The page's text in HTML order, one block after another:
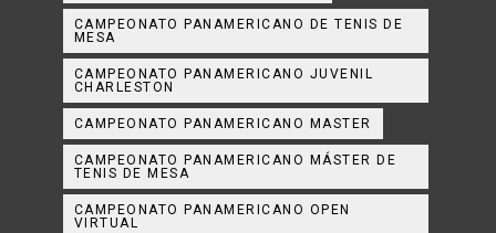
CAMPEONATO PANAMERICANO DE TENIS DE
MESA
CAMPEONATO PANAMERICANO JUVENIL
CHARLESTON
CAMPEONATO PANAMERICANO MASTER
CAMPEONATO PANAMERICANO MÁSTER DE
TENIS DE MESA
CAMPEONATO PANAMERICANO OPEN
VIRTUAL